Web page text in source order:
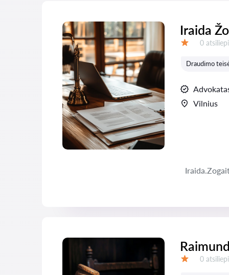
Iraida
0
Draudimo
Vilnius
0